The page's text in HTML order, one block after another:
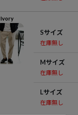
Ivory
Sサイズ
在庫無し
Mサイズ
在庫無し
Lサイズ
在庫無し